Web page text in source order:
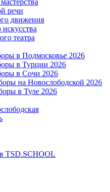
речи
движения
театра
в Подмосковье 2026
в Турции 2026
в Сочи 2026
на Новослободской 2026
в Туле 2026
TSD.SCHOOL